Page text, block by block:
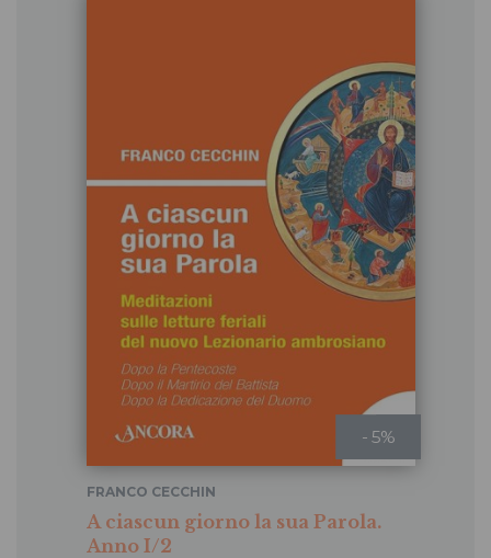
- 5%
A ciascun giorno la sua Parola.
Anno I/2
FRANCO CECCHIN